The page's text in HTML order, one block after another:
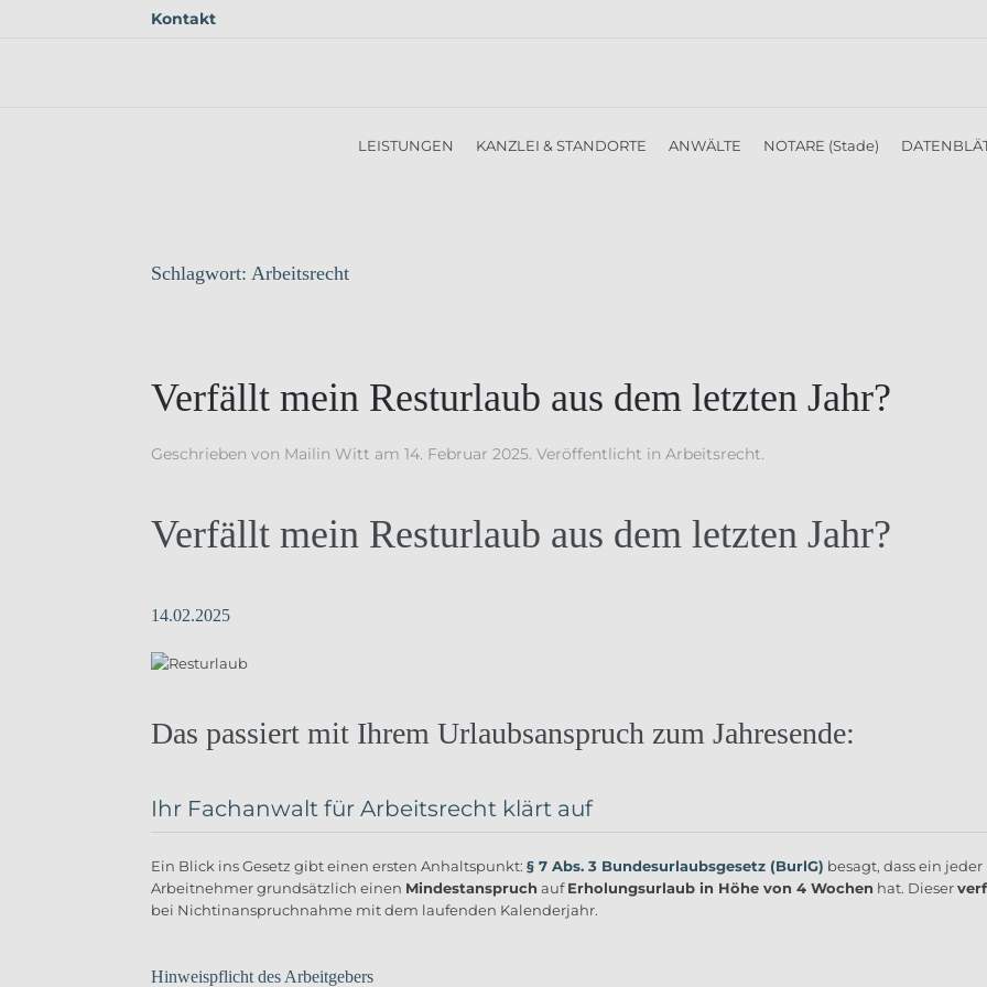
Kontakt
LEISTUNGEN KANZLEI & STANDORTE ANWÄLTE NOTARE (Stade)
Schlagwort: Arbeitsrecht
Verfällt mein Resturlaub aus dem letzten Jahr?
Geschrieben von Mailin Witt am 14. Februar 2025. Veröffentlicht in Arbeitsrecht.
Verfällt mein Resturlaub aus dem letzten Jahr?
14.02.2025
Das passiert mit Ihrem Urlaubsanspruch zum Jahresende:
Ihr Fachanwalt für Arbeitsrecht klärt auf
Ein Blick ins Gesetz gibt einen ersten Anhaltspunkt: § 7 Abs. 3 Bundesurlaubsgesetz (BurlG) besagt, dass ein jeder
Arbeitnehmer grundsätzlich einen Mindestanspruch aufErholungsurlaub in Höhe von 4 Wochen hat. Dieser
bei Nichtinanspruchnahme mit dem laufenden Kalenderjahr.
Hinweispflicht des Arbeitgebers